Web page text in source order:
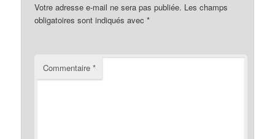
Votre adresse e-mail ne sera pas publiée. Les champs
obligatoires sont indiqués avec*
Commentaire*